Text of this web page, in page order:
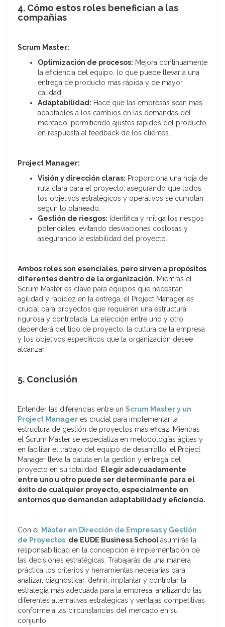
4. Cómo estos roles benefician a las
compañías
Scrum Master:
Optimización de procesos: Mejora continuamente
la eficiencia del equipo, lo que puede llevar a una
entrega de producto más rápida y de mayor
calidad.
Adaptabilidad: Hace que las empresas sean más
adaptables a los cambios en las demandas del
mercado, permitiendo ajustes rápidos del producto
en respuesta al feedback de los clientes.
Project Manager:
Visión y dirección claras: Proporciona una hoja de
ruta clara para el proyecto, asegurando que todos
los objetivos estratégicos y operativos se cumplan
según lo planeado.
Gestión de riesgos: Identifica y mitiga los riesgos
potenciales, evitando desviaciones costosas y
asegurando la estabilidad del proyecto.
Ambos roles son esenciales, pero sirven a propósitos
diferentes dentro de la organización. Mientras el
Scrum Master es clave para equipos que necesitan
agilidad y rapidez en la entrega, el Project Manager es
crucial para proyectos que requieren una estructura
rigurosa y controlada. La elección entre uno y otro
dependerá del tipo de proyecto, la cultura de la empresa
y los objetivos específicos que la organización desee
alcanzar.
5. Conclusión
Entender las diferencias entre un Scrum Master y un
Project Manager es crucial para implementar la
estructura de gestión de proyectos más eficaz. Mientras
el Scrum Master se especializa en metodologías ágiles y
en facilitar el trabajo del equipo de desarrollo, el Project
Manager lleva la batuta en la gestión y entrega del
proyecto en su totalidad. Elegir adecuadamente
entre uno u otro puede ser determinante para el
éxito de cualquier proyecto, especialmente en
entornos que demandan adaptabilidad y eficiencia.
Con el Máster en Dirección de Empresas y Gestión
de Proyectos de EUDE Business Schoolasumirás la
responsabilidad en la concepción e implementación de
las decisiones estratégicas. Trabajarás de una manera
práctica los criterios y herramientas necesarias para
analizar, diagnosticar, definir, implantar y controlar la
estrategia más adecuada para la empresa, analizando las
diferentes alternativas estratégicas y ventajas competitivas
conforme a las circunstancias del mercado en su
conjunto.